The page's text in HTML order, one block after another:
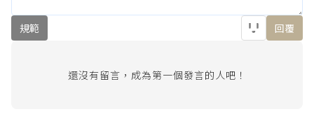
規範 回覆
還沒有留言，成為第一個發言的人吧！